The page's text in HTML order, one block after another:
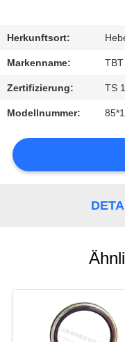
SIE
MIT
UNS
IN
Herkunftsort:
Markenname: TBT
Zertifizierung: TS
Modellnummer: